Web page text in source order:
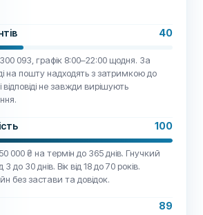
40
300 093, графік 8:00–22:00 щодня. За
на пошту надходять з затримкою до
не завжди вирішують
100
000 ₴ на термін до 365 днів. Гнучкий
3 до 30 днів. Вік від 18 до 70 років.
без застави та довідок.
89